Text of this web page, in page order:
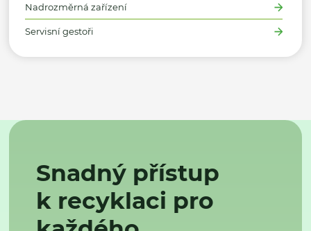
Nadrozměrná zařízení
Servisní gestoři
Snadný přístup
k recyklaci pro